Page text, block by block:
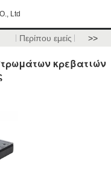
Ltd
Περίπου εμείς >>
κρεβατιών